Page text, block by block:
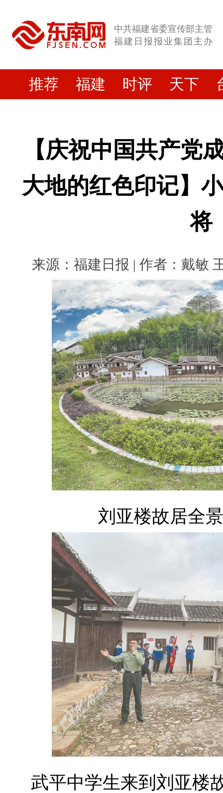
中共福建省委宣传部主管
福建日报报业集团主办
推荐 福建 时评 天下
【庆祝中国共产党
大地的红色印记】
将
来源：福建日报 | 作者：戴敏
刘亚楼故居全
武平中学生来到刘亚楼